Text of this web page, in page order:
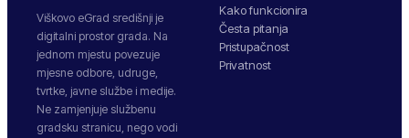
Viškovo eGrad središnji je
digitalni prostor grada. Na
jednom mjestu povezuje
mjesne odbore, udruge,
tvrtke, javne službe i medije.
Ne zamjenjuje službenu
gradsku stranicu, nego vodi
Kako funkcionira
Česta pitanja
Pristupačnost
Privatnost